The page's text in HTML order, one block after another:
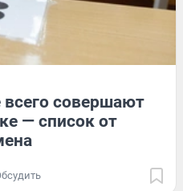
совершают
— список от